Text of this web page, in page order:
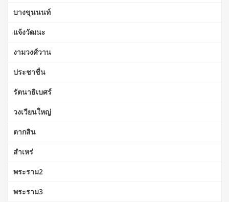
บางขุนนนท์
แจ้งวัฒนะ
งามวงศ์วาน
ประชาชื่น
รัตนาธิเบศร์
วงเวียนใหญ่
ตากสิน
สำเหร่
พระราม2
พระราม3